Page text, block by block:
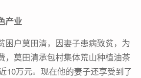
产业
困户莫田清，因妻子患病致贫，为
，莫田清承包村集体荒山种植油茶
10万元。现在他的妻子还享受到了